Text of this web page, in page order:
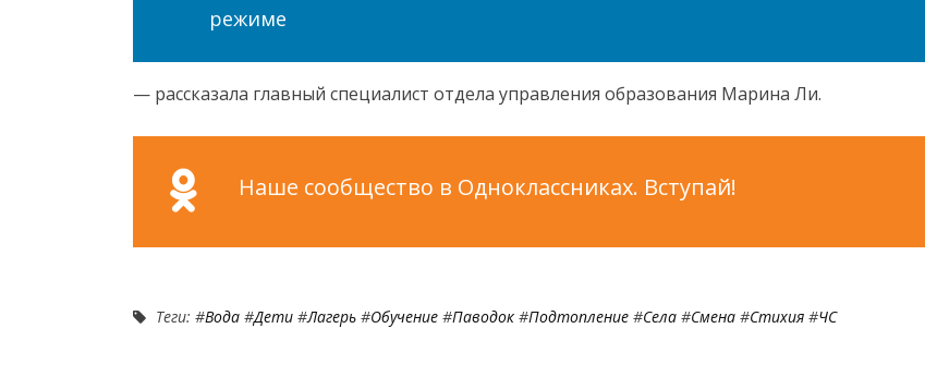
режиме
— рассказала главный специалист отдела управления образования Марина Ли.
Наше сообщество в Одноклассниках. Вступай!
Теги: #Вода #Дети #Лагерь #Обучение #Паводок #Подтопление #Села #Смена #Стихия #ЧС